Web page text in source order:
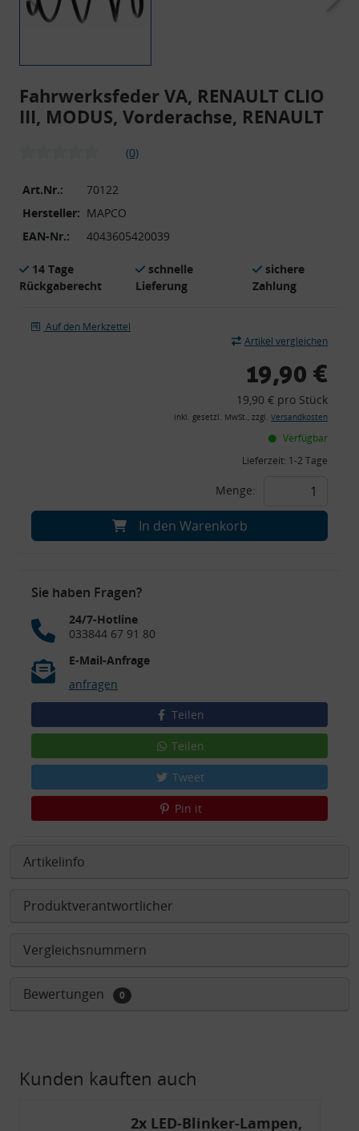
Fahrwerksfeder VA, RENAULT CLIO
III, MODUS, Vorderachse, RENAULT
(0)
Art.Nr.:
70122
Hersteller: MAPCO
EAN-Nr.:
4043605420039
14 Tage
Rückgaberecht
schnelle
Lieferung
sichere
Zahlung
Auf den Merkzettel
Artikel vergleichen
19,90 €
19,90 € pro Stück
inkl. gesetzl. MwSt., zzgl. Versandkosten
Verfügbar
Lieferzeit: 1-2 Tage
Menge:
In den Warenkorb
Sie haben Fragen?
24/7-Hotline
033844 67 91 80
E-Mail-Anfrage
anfragen
Teilen
Teilen
Tweet
Pin it
Artikelinfo
Produktverantwortlicher
Vergleichsnummern
Bewertungen 0
Kunden kauften auch
2x LED-Blinker-Lampen,